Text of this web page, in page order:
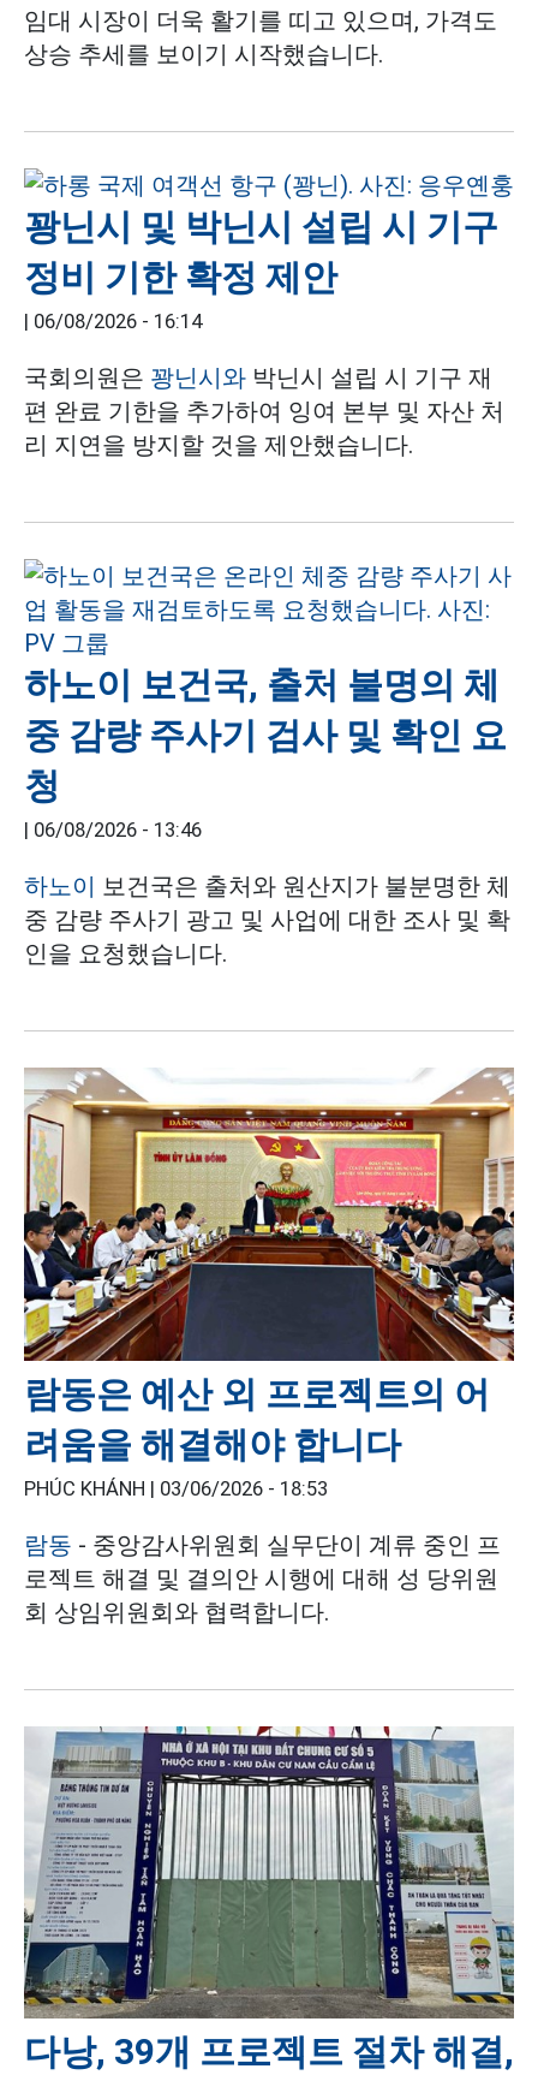
임대 시장이 더욱 활기를 띠고 있으며, 가격도
상승 추세를 보이기 시작했습니다.
꽝닌시 및 박닌시 설립 시 기구
정비 기한 확정 제안
06/08/2026 - 16:14
국회의원은 꽝닌시와 박닌시 설립 시 기구 재
편 완료 기한을 추가하여 잉여 본부 및 자산 처
리 지연을 방지할 것을 제안했습니다.
하노이 보건국, 출처 불명의 체
중 감량 주사기 검사 및 확인 요
청
06/08/2026 - 13:46
하노이 보건국은 출처와 원산지가 불분명한 체
중 감량 주사기 광고 및 사업에 대한 조사 및 확
인을 요청했습니다.
람동은 예산 외 프로젝트의 어
려움을 해결해야 합니다
PHÚC KHÁNH | 03/06/2026 - 18:53
람동 - 중앙감사위원회 실무단이 계류 중인 프
로젝트 해결 및 결의안 시행에 대해 성 당위원
회 상임위원회와 협력합니다.
다낭, 39개 프로젝트 절차 해결,